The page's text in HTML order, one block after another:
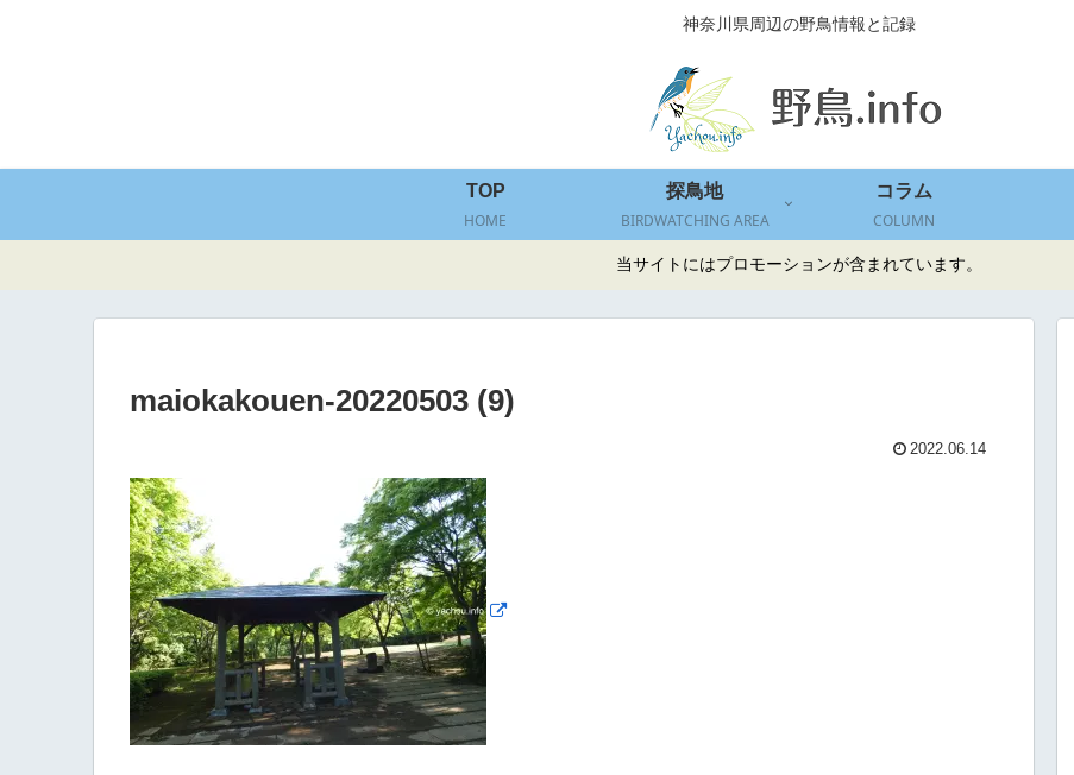
神奈川県周辺の野鳥情報と記録
TOP
HOME
探鳥地
BIRDWATCHING AREA
コラム
COLUMN
当サイトにはプロモーションが含まれています。
maiokakouen-20220503 (9)
2022.06.14